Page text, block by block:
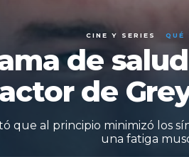
CINE Y SERIES QUÉ
de
de
que al principio minimizó los
una fatiga